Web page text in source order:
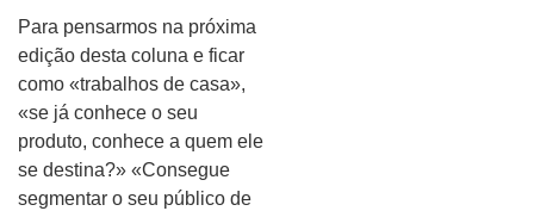
Para pensarmos na próxima
edição desta coluna e ficar
como «trabalhos de casa»,
«se já conhece o seu
produto, conhece a quem ele
se destina?» «Consegue
segmentar o seu público de